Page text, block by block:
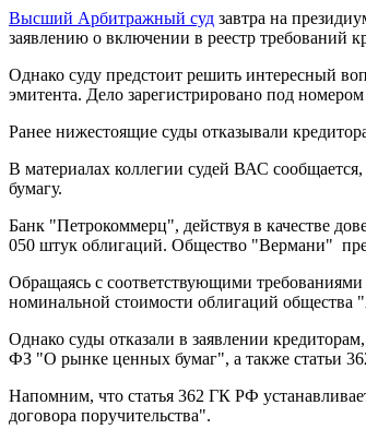
Высший Арбитражный суд завтра на
заявлению о включении в реестр
Однако суду предстоит решить интересный
эмитента. Дело зарегистрировано под номером
Ранее нижестоящие суды отказывали
В материалах коллегии судей ВАС
бумагу.
Банк "Петрокоммерц", действуя в качестве
050 штук облигаций. Общество "Вермани"
Обращаясь с соответствующими
номинальной стоимости облигаций
Однако суды отказали в заявлении
ФЗ "О рынке ценных бумаг", а также статьи
Напомним, что статья 362 ГК РФ
договора поручительства".